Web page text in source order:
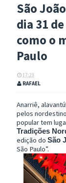
São
dia 31
como o
Paulo
17:23
RAFAEL
Anarriê,
pelos
popular tem
Tradições
edição do São
São Paulo”.